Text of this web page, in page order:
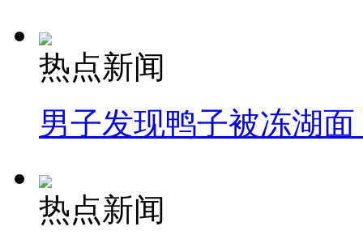
热点新闻
男子发现鸭子被冻湖
热点新闻